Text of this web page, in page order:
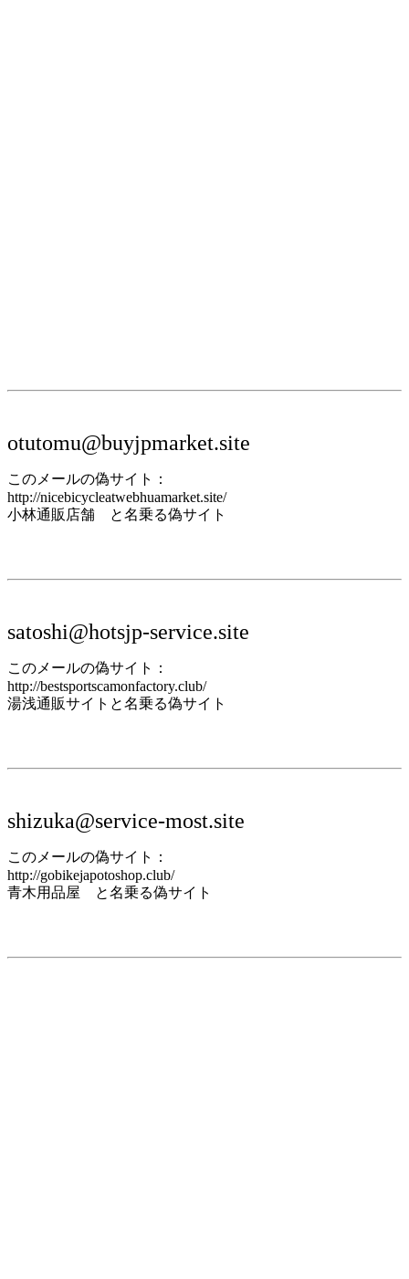
otutomu@buyjpmarket.site
このメールの偽サイト：
http://nicebicycleatwebhuamarket.site/
小林通販店舗 と名乗る偽サイト
satoshi@hotsjp-service.site
このメールの偽サイト：
http://bestsportscamonfactory.club/
湯浅通販サイトと名乗る偽サイト
shizuka@service-most.site
このメールの偽サイト：
http://gobikejapotoshop.club/
青木用品屋 と名乗る偽サイト